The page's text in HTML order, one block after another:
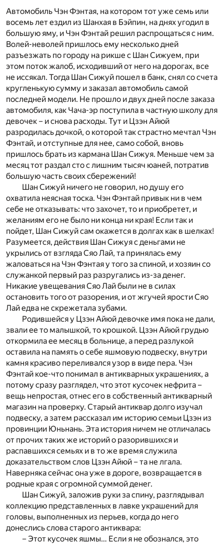
Автомобиль Чэн Фэнтая, на котором тот уже семь или
восемь лет ездил из Шанхая в Бэйпин, на днях угодил в
большую яму, и Чэн Фэнтай решил распрощаться с ним.
Волей-неволей пришлось ему несколько дней
разъезжать по городу на рикше с Шан Сижуем, при
этом поток жалоб, исходивший от него на дорогах, все
не иссякал. Тогда Шан Сижуй пошел в банк, снял со счета
кругленькую сумму и заказал автомобиль самой
последней модели. Не прошло и двух дней после заказа
автомобиля, как Чача-эр поступила в частную школу для
девочек – и снова расходы. Тут и Цзэн Айюй
разродилась дочкой, о которой так страстно мечтал Чэн
Фэнтай, и отступные для нее, само собой, вновь
пришлось брать из кармана Шан Сижуя. Меньше чем за
месяц тот раздал сто с лишним тысяч юаней, потратив
большую часть своих сбережений!
Шан Сижуй ничего не говорил, но душу его
охватила неясная тоска. Чэн Фэнтай привык ни в чем
себе не отказывать: что захочет, то и приобретет, и
желаниям его не было ни конца ни края! Если так и
пойдет, Шан Сижуй сам окажется в долгах как в шелках!
Разумеется, действия Шан Сижуя с деньгами не
укрылись от взгляда Сяо Лай, та принялась ему
жаловаться на Чэн Фэнтая у того за спиной, и хозяин со
служанкой первый раз разругались из-за денег.
Никакие увещевания Сяо Лай были не в силах
остановить того от разорения, и от жгучей ярости Сяо
Лай едва не скрежетала зубами.
Родившейся у Цзэн Айюй девочке имя пока не дали,
звали ее то малышкой, то крошкой. Цзэн Айюй грудью
откормила ее месяц в больнице, а перед разлукой
оставила на память о себе яшмовую подвеску, внутри
камня красиво переливался узор в виде пера. Чэн
Фэнтай кое-что понимал в антикварных украшениях, а
потому сразу разглядел, что этот кусочек нефрита –
вещь непростая, отнес его в собственный антикварный
магазин на проверку. Старый антиквар долго изучал
подвеску, а затем рассказал им историю семьи Цзэн из
провинции Юньнань. Эта история ничем не отличалась
от прочих таких же историй о разорившихся и
распавшихся семьях и в то же время служила
доказательством слов Цзэн Айюй – та не лгала.
Наверняка сейчас она уже в дороге, возвращается в
родные края с огромной суммой денег.
Шан Сижуй, заложив руки за спину, разглядывал
коллекцию представленных в лавке украшений для
головы, выполненных из перьев, когда до него
донеслись слова старого антиквара:
– Этот кусочек яшмы… Если я не обознался, это